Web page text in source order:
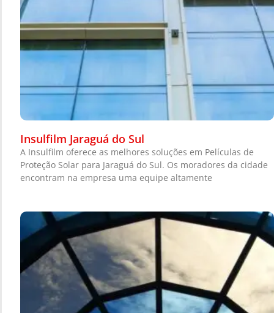
Insulfilm Jaraguá do Sul
A Insulfilm oferece as melhores soluções em Películas de
Proteção Solar para Jaraguá do Sul. Os moradores da cidade
encontram na empresa uma equipe altamente